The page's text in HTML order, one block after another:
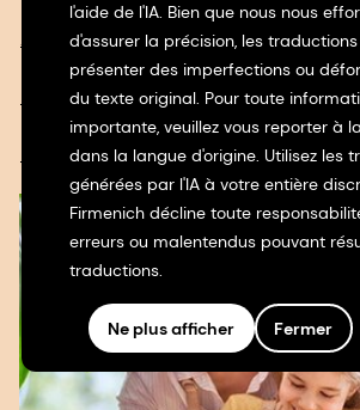
Application Delvo®Analytics
Kit de test Delvo® Phage
Delvotest®
l'aide de l'IA. Bien que nous nous
d'assurer la précision, les
présenter des imperfections ou
du texte original. Pour toute
importante, veuillez vous reporter à
dans la langue d'origine. Utilisez les
générées par l'IA à votre entière
Firmenich décline toute
erreurs ou malentendus pouvant
traductions.
Ne plus afficher Fermer